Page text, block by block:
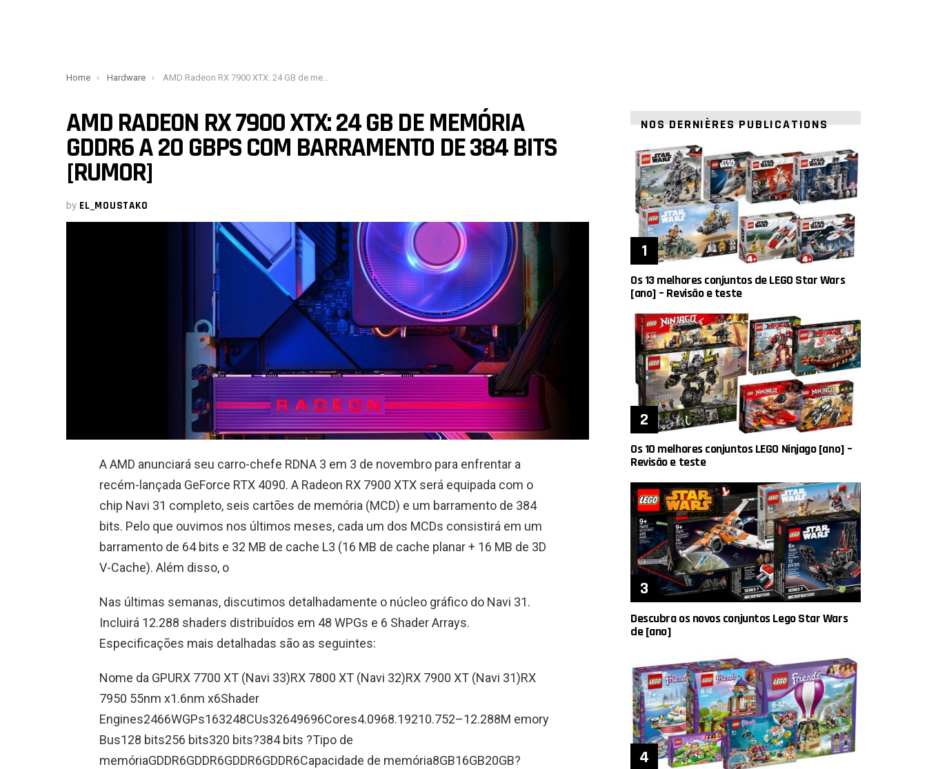
You are here:
Home Hardware AMD Radeon RX 7900 XTX: 24 GB de memória GDDR6 a 20 Gbps com barramento de 384 bits [Rumor]
AMD RADEON RX 7900 XTX: 24 GB DE MEMÓRIA
GDDR6 A 20 GBPS COM BARRAMENTO DE 384 BITS
[RUMOR]
by EL_MOUSTAKO
A AMD anunciará seu carro-chefe RDNA 3 em 3 de novembro para enfrentar a
recém-lançada GeForce RTX 4090. A Radeon RX 7900 XTX será equipada com o
chip Navi 31 completo, seis cartões de memória (MCD) e um barramento de 384
bits. Pelo que ouvimos nos últimos meses, cada um dos MCDs consistirá em um
barramento de 64 bits e 32 MB de cache L3 (16 MB de cache planar + 16 MB de 3D
V-Cache). Além disso, o
Nas últimas semanas, discutimos detalhadamente o núcleo gráfico do Navi 31.
Incluirá 12.288 shaders distribuídos em 48 WPGs e 6 Shader Arrays.
Especificações mais detalhadas são as seguintes:
Nome da GPURX 7700 XT (Navi 33)RX 7800 XT (Navi 32)RX 7900 XT (Navi 31)RX
7950 55nm x1.6nm x6Shader
Engines2466WGPs163248CUs32649696Cores4.0968.19210.752–12.288M emory
Bus128 bits256 bits320 bits?384 bits ?Tipo de
memóriaGDDR6GDDR6GDDR6GDDR6Capacidade de memória8GB16GB20GB?
NOS DERNIÈRES PUBLICATIONS
Os 13 melhores conjuntos de LEGO Star Wars
[ano] – Revisão e teste
Os 10 melhores conjuntos LEGO Ninjago [ano] –
Revisão e teste
Descubra os novos conjuntos Lego Star Wars
de [ano]